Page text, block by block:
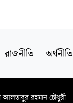
রাজনীতি অর্থনীতি
আলতাবুর রহমান চৌধুরী